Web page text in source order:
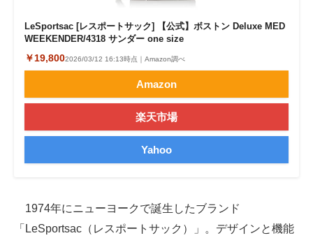
LeSportsac [レスポートサック] 【公式】ボストン Deluxe MED
WEEKENDER/4318 サンダー one size
￥19,8002026/03/12 16:13時点｜Amazon調べ
Amazon
楽天市場
Yahoo
1974年にニューヨークで誕生したブランド
「LeSportsac（レスポートサック）」。デザインと機能